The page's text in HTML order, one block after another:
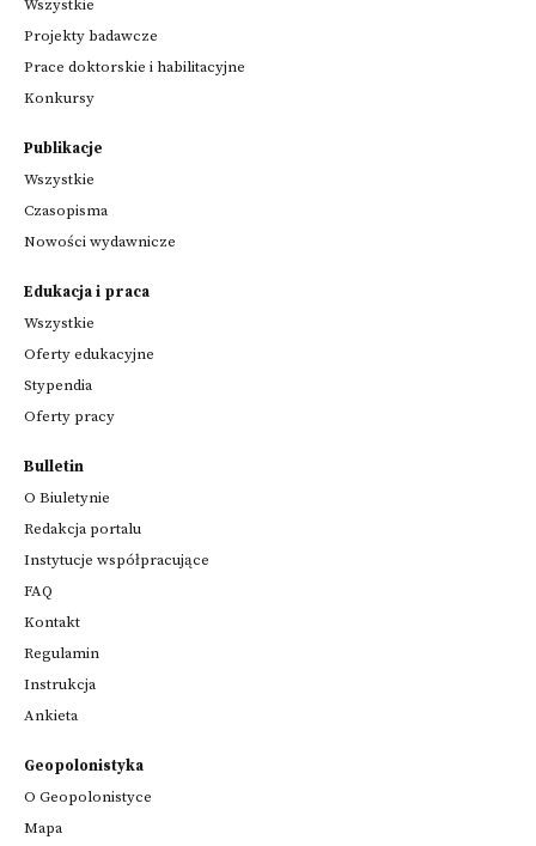
Wszystkie
Projekty badawcze
Prace doktorskie i habilitacyjne
Konkursy
Publikacje
Wszystkie
Czasopisma
Nowości wydawnicze
Edukacja i praca
Wszystkie
Oferty edukacyjne
Stypendia
Oferty pracy
Bulletin
O Biuletynie
Redakcja portalu
Instytucje współpracujące
FAQ
Kontakt
Regulamin
Instrukcja
Ankieta
Geopolonistyka
O Geopolonistyce
Mapa